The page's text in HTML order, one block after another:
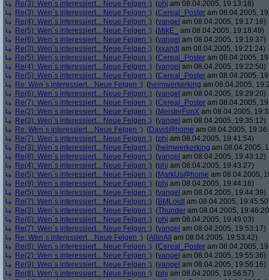
Re(3): Wen´s interessiert... Neue Felgen ;) (phj am 08.04.2005, 19:13:18)
Re(3): Wen´s interessiert... Neue Felgen ;) (Cereal_Poster am 08.04.2005,
Re(4): Wen´s interessiert... Neue Felgen ;) (yangel am 08.04.2005, 19:17:18)
Re(5): Wen´s interessiert... Neue Felgen ;) (MikE_
am 08.04.2005, 19:18:49)
Re(6): Wen´s interessiert... Neue Felgen ;) (yangel am 08.04.2005, 19:19:37)
Re(3): Wen´s interessiert... Neue Felgen ;) (xxandl am 08.04.2005, 19:21:24)
Re(5): Wen´s interessiert... Neue Felgen ;) (Cereal_Poster am 08.04.2005,
Re(4): Wen´s interessiert... Neue Felgen ;) (yangel am 08.04.2005, 19:22:50)
Re(5): Wen´s interessiert... Neue Felgen ;) (Cereal_Poster am 08.04.2005,
Re: Wen´s interessiert... Neue Felgen ;) (heimwerkerking am 08.04.2005,
Re(6): Wen´s interessiert... Neue Felgen ;) (yangel am 08.04.2005, 19:29:20)
Re(7): Wen´s interessiert... Neue Felgen ;) (Cereal_Poster am 08.04.2005,
Re(2): Wen´s interessiert... Neue Felgen ;) (MeisterFonX am 08.04.2005,
Re(3): Wen´s interessiert... Neue Felgen ;) (yangel am 08.04.2005, 19:35:12)
Re: Wen´s interessiert... Neue Felgen ;) (David@home am 08.04.2005,
Re(7): Wen´s interessiert... Neue Felgen ;) (phj am 08.04.2005, 19:41:54)
Re(3): Wen´s interessiert... Neue Felgen ;) (heimwerkerking am 08.04.2005,
Re(8): Wen´s interessiert... Neue Felgen ;) (yangel am 08.04.2005, 19:43:12)
Re(4): Wen´s interessiert... Neue Felgen ;) (phj am 08.04.2005, 19:43:27)
Re(5): Wen´s interessiert... Neue Felgen ;) (MarkUs@home am 08.04.2005,
Re(9): Wen´s interessiert... Neue Felgen ;) (phj am 08.04.2005, 19:44:16)
Re(5): Wen´s interessiert... Neue Felgen ;) (yangel am 08.04.2005, 19:44:39)
Re(7): Wen´s interessiert... Neue Felgen ;) (BMLoidl am 08.04.2005,
Re(3): Wen´s interessiert... Neue Felgen ;) (Thunder am 08.04.2005,
Re(6): Wen´s interessiert... Neue Felgen ;) (phj am 08.04.2005, 19:49:03)
Re(7): Wen´s interessiert... Neue Felgen ;) (yangel am 08.04.2005, 19:53:17)
Re: Wen´s interessiert... Neue Felgen ;) (AllinAll
am 08.04.2005, 19:53:42)
Re(8): Wen´s interessiert... Neue Felgen ;) (Cereal_Poster am 08.04.2005,
Re(2): Wen´s interessiert... Neue Felgen ;) (yangel am 08.04.2005, 19:55:36)
Re(9): Wen´s interessiert... Neue Felgen ;) (yangel am 08.04.2005, 19:56:16)
Re(8): Wen´s interessiert... Neue Felgen ;) (phj am 08.04.2005, 19:56:57)